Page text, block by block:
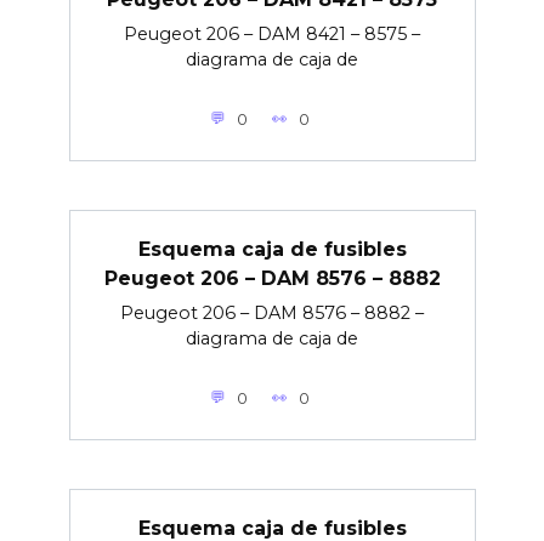
Peugeot 206 – DAM 8421 – 8575 –
diagrama de caja de
0 0
Esquema caja de fusibles
Peugeot 206 – DAM 8576 – 8882
Peugeot 206 – DAM 8576 – 8882 –
diagrama de caja de
0 0
Esquema caja de fusibles